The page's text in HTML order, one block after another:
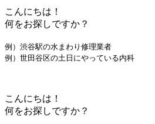
こんにちは！
何をお探しですか？
例）渋谷駅の水まわり修理業者
例）世田谷区の土日にやっている内科
こんにちは！
何をお探しですか？